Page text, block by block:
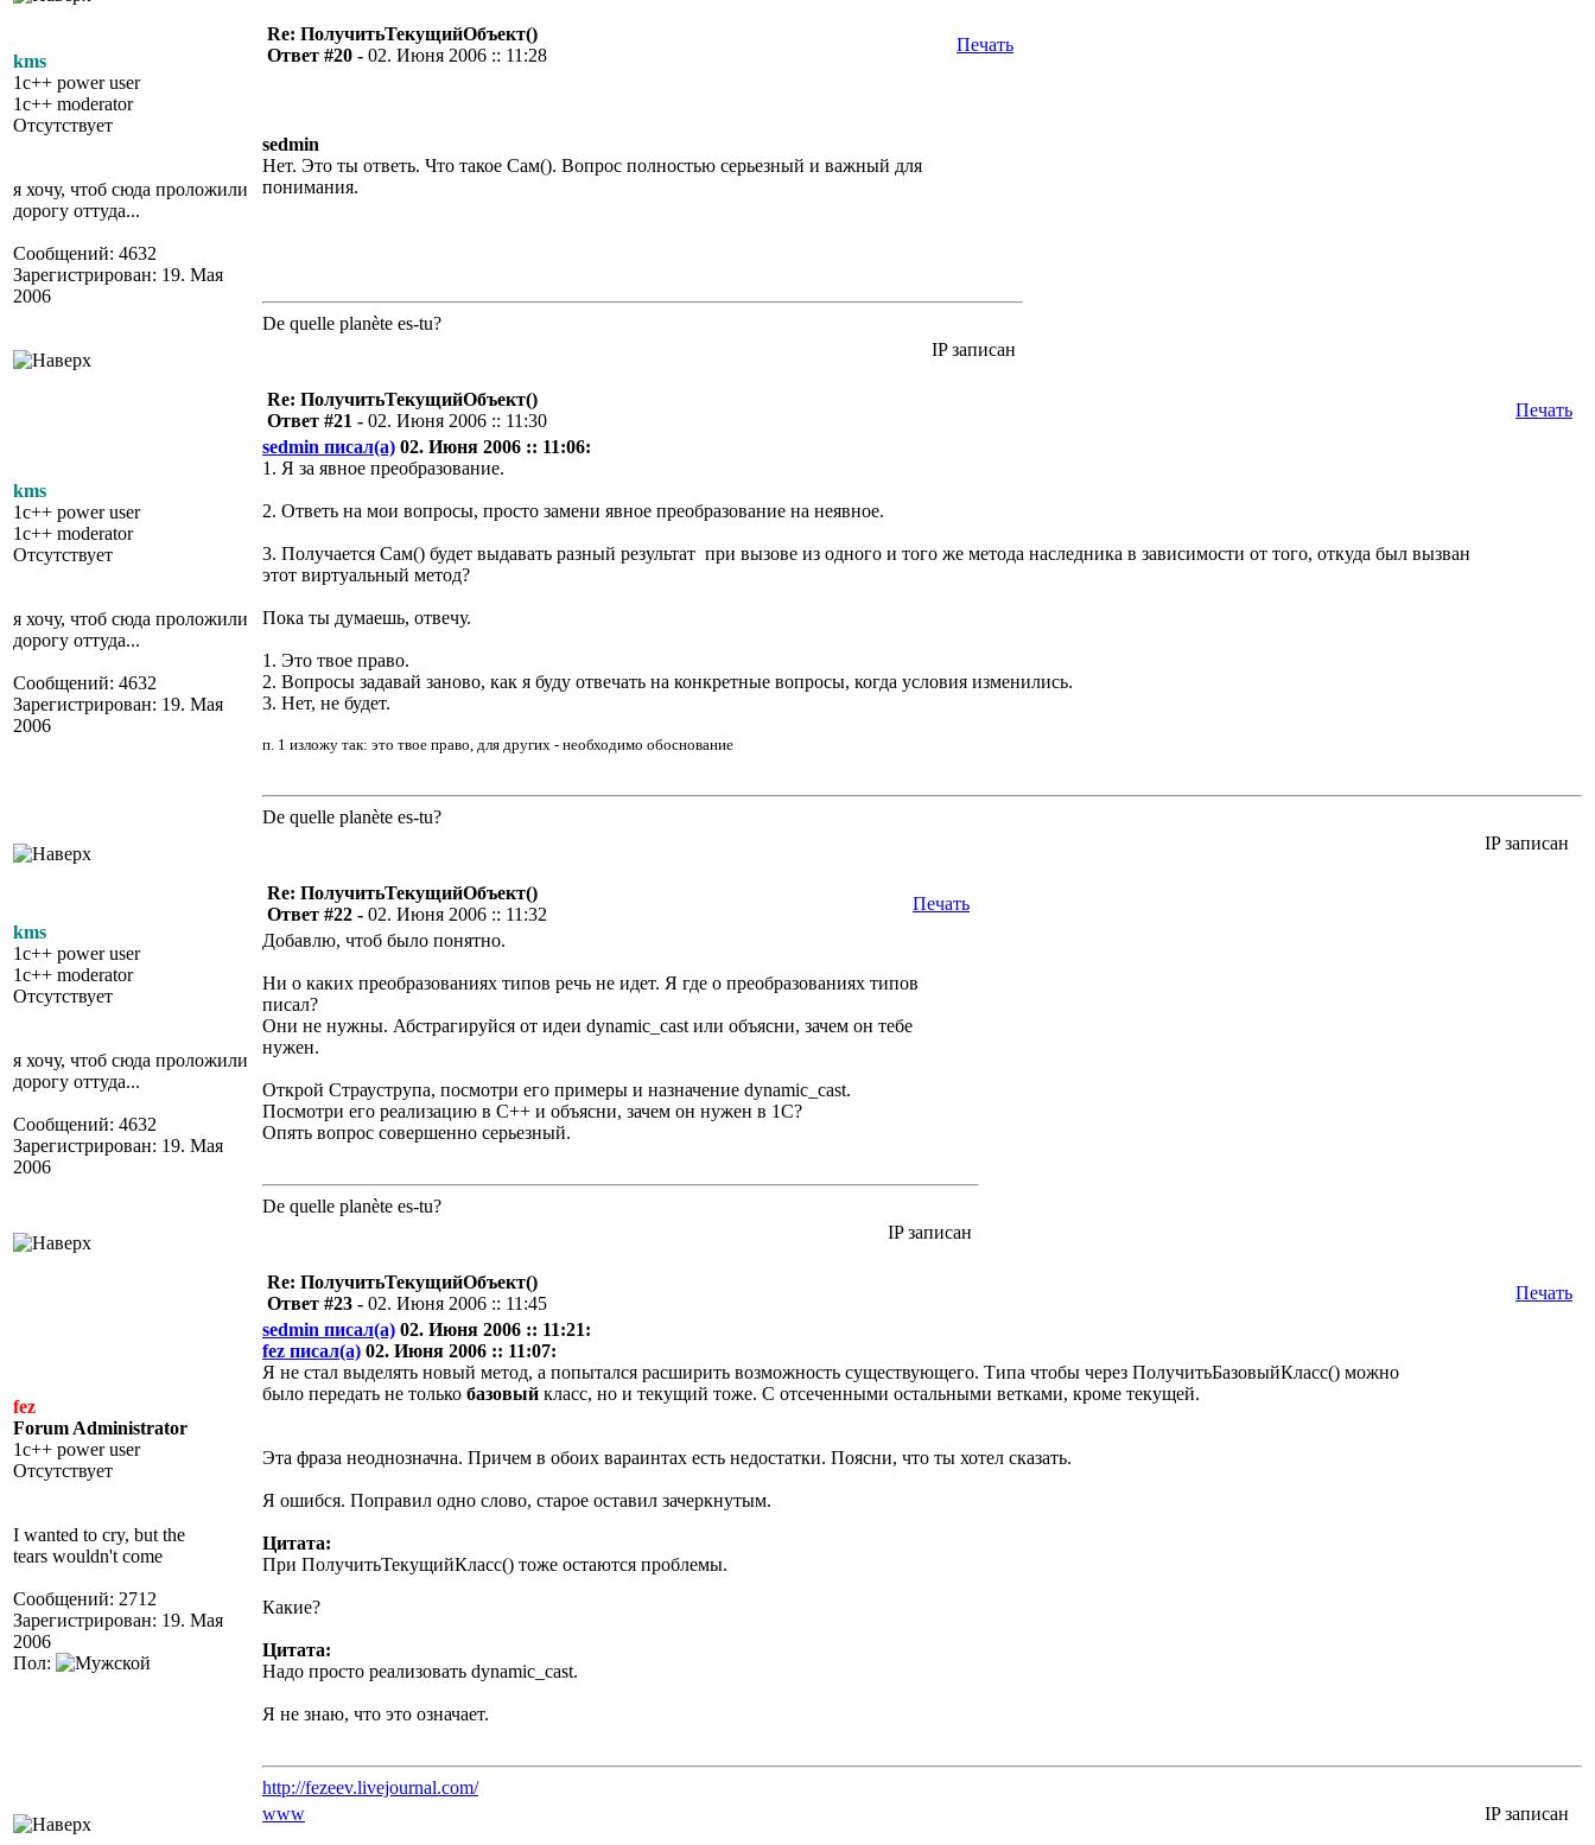
kms
1c++ power user
1c++ moderator
Отсутствует
я хочу, чтоб сюда проложили
дорогу оттуда...
Сообщений: 4632
Зарегистрирован: 19. Мая
2006
Re: ПолучитьТекущийОбъект()
Ответ #20 - 02. Июня 2006 :: 11:28
Печать
sedmin
Нет. Это ты ответь. Что такое Сам(). Вопрос полностью серьезный и важный для
понимания.
De quelle planète es-tu?
IP записан
kms
1c++ power user
1c++ moderator
Отсутствует
я хочу, чтоб сюда проложили
дорогу оттуда...
Сообщений: 4632
Зарегистрирован: 19. Мая
2006
Re: ПолучитьТекущийОбъект()
Ответ #21 - 02. Июня 2006 :: 11:30
Печать
sedmin писал(а) 02. Июня 2006 :: 11:06:
1. Я за явное преобразование.
2. Ответь на мои вопросы, просто замени явное преобразование на неявное.
3. Получается Сам() будет выдавать разный результат при вызове из одного и того же метода наследника в зависимости от того, откуда был вызван
этот виртуальный метод?
Пока ты думаешь, отвечу.
1. Это твое право.
2. Вопросы задавай заново, как я буду отвечать на конкретные вопросы, когда условия изменились.
3. Нет, не будет.
п. 1 изложу так: это твое право, для других - необходимо обоснование
De quelle planète es-tu?
IP записан
kms
1c++ power user
1c++ moderator
Отсутствует
я хочу, чтоб сюда проложили
дорогу оттуда...
Сообщений: 4632
Зарегистрирован: 19. Мая
2006
Re: ПолучитьТекущийОбъект()
Ответ #22 - 02. Июня 2006 :: 11:32
Печать
Добавлю, чтоб было понятно.
Ни о каких преобразованиях типов речь не идет. Я где о преобразованиях типов
писал?
Они не нужны. Абстрагируйся от идеи dynamic_cast или объясни, зачем он тебе
нужен.
Открой Страуструпа, посмотри его примеры и назначение dynamic_cast.
Посмотри его реализацию в С++ и объясни, зачем он нужен в 1С?
Опять вопрос совершенно серьезный.
De quelle planète es-tu?
IP записан
fez
Forum Administrator
1c++ power user
Отсутствует
I wanted to cry, but the
tears wouldn't come
Сообщений: 2712
Зарегистрирован: 19. Мая
2006
Пол:
Re: ПолучитьТекущийОбъект()
Ответ #23 - 02. Июня 2006 :: 11:45
Печать
sedmin писал(а) 02. Июня 2006 :: 11:21:
fez писал(а) 02. Июня 2006 :: 11:07:
Я не стал выделять новый метод, а попытался расширить возможность существующего. Типа чтобы через ПолучитьБазовыйКласс() можно
было передать не только базовый класс, но и текущий тоже. С отсеченными остальными ветками, кроме текущей.
Эта фраза неоднозначна. Причем в обоих вараинтах есть недостатки. Поясни, что ты хотел сказать.
Я ошибся. Поправил одно слово, старое оставил зачеркнутым.
Цитата:
При ПолучитьТекущийКласс() тоже остаются проблемы.
Какие?
Цитата:
Надо просто реализовать dynamic_cast.
Я не знаю, что это означает.
http://fezeev.livejournal.com/
www
IP записан